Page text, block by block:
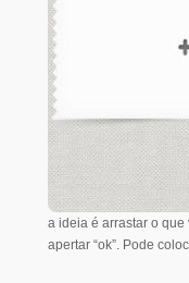
a ideia é arrastar o
apertar “ok”. Pode